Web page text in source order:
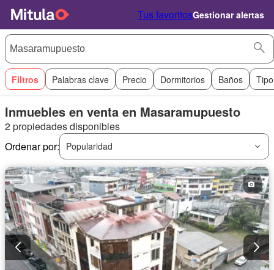
Tus favoritosGestionar alertas
Filtros Palabras clave Precio Dormitorios Baños
Inmuebles en venta en Masaramupuesto
2 propiedades disponibles
Ordenar por:
Popularidad